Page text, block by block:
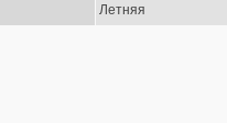
Летняя